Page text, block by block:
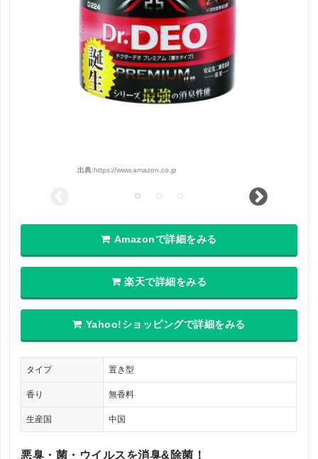
出典: https://www.amazon.co.jp
Amazonで詳細をみる
楽天で詳細をみる
Yahoo!ショッピングで詳細をみる
タイプ 置き型
香り 無香料
生産国 中国
悪臭・菌・ウイルスを消臭&除菌！